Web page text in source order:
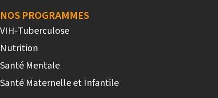
NOS PROGRAMMES
VIH-Tuberculose
Nutrition
Santé Mentale
Santé Maternelle et Infantile